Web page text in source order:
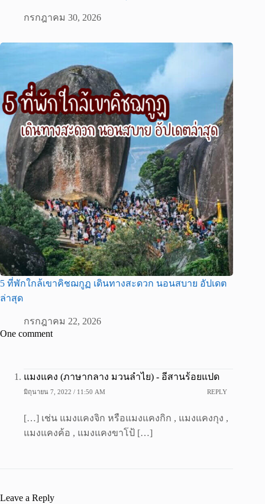
กรกฎาคม 30, 2026
5 ที่พักใกล้เขาคิชฌกูฏ เดินทางสะดวก นอนสบาย อัปเดต
ล่าสุด
กรกฎาคม 22, 2026
One comment
แมงแคง (ภาษากลาง มวนลำไย) - อีสานร้อยแปด
มิถุนายน 7, 2022 / 11:50 AM REPLY
[…] เช่น แมงแคงจิก หรือแมงแคงกิก , แมงแคงกุง ,
แมงแคงค้อ , แมงแคงขาโป้ […]
Leave a Reply